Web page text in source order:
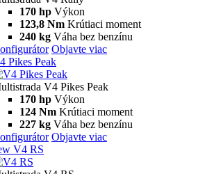
170 hp Výkon
123,8 Nm Krútiaci moment
240 kg Váha bez benzínu
Objavte viac
Pikes Peak
V4 Pikes Peak
170 hp Výkon
124 Nm Krútiaci moment
227 kg Váha bez benzínu
Objavte viac
V4 RS